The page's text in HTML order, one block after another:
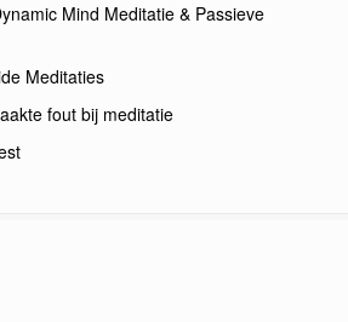
Mind Meditatie & Passieve
Meditaties
fout bij meditatie